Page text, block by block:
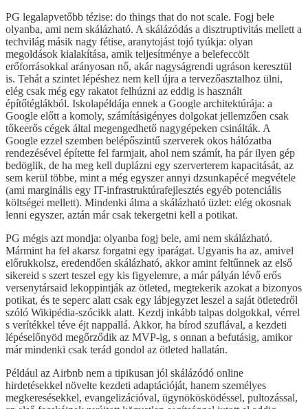
PG legalapvetőbb tézise: do things that do not scale. Fogj bele
olyanba, ami nem skálázható. A skálázódás a disztruptivitás mellett a
techvilág másik nagy fétise, aranytojást tojó tyúkja: olyan
megoldások kialakítása, amik teljesítménye a belefeccölt
erőforrásokkal arányosan nő, akár nagyságrendi ugráson keresztül
is. Tehát a szintet lépéshez nem kell újra a tervezőasztalhoz ülni,
elég csak még egy rakatot felhúzni az eddig is használt
építőtéglákból. Iskolapéldája ennek a Google architektúrája: a
Google előtt a komoly, számításigényes dolgokat jellemzően csak
tőkeerős cégek által megengedhető nagygépeken csinálták. A
Google ezzel szemben belépőszintű szerverek okos hálózatba
rendezésével építette fel farmjait, ahol nem számít, ha pár ilyen gép
bedöglik, de ha meg kell duplázni egy szerverterem kapacitását, az
sem kerül többe, mint a még egyszer annyi dzsunkapécé megvétele
(ami marginális egy IT-infrastruktúrafejlesztés egyéb potenciális
költségei mellett). Mindenki álma a skálázható üzlet: elég okosnak
lenni egyszer, aztán már csak tekergetni kell a potikat.
PG mégis azt mondja: olyanba fogj bele, ami nem skálázható.
Mármint ha fel akarsz forgatni egy iparágat. Ugyanis ha az, amivel
előrukkolsz, eredendően skálázható, akkor amint feltűnnek az első
sikereid s szert teszel egy kis figyelemre, a már pályán lévő erős
versenytársaid lekoppintják az ötleted, megtekerik azokat a bizonyos
potikat, és te seperc alatt csak egy lábjegyzet leszel a saját ötletedről
szóló Wikipédia-szócikk alatt. Kezdj inkább talpas dolgokkal, vérrel
s verítékkel téve éjt nappallá. Akkor, ha bírod szuflával, a kezdeti
lépéselőnyöd megőrződik az MVP-ig, s onnan a befutásig, amikor
már mindenki csak terád gondol az ötleted hallatán.
Például az Airbnb nem a tipikusan jól skálázódó online
hirdetésekkel növelte kezdeti adaptációját, hanem személyes
megkeresésekkel, evangelizációval, ügynökösködéssel, pultozással,